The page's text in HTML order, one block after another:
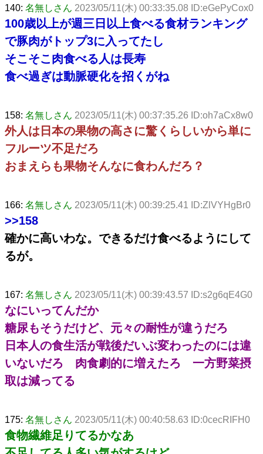
140: 名無しさん 2023/05/11(木) 00:33:35.08 ID:eGePyCox0
100歳以上が週三日以上食べる食材ランキング
で豚肉がトップ3に入ってたし
そこそこ肉食べる人は長寿
食べ過ぎは動脈硬化を招くがね
158: 名無しさん 2023/05/11(木) 00:37:35.26 ID:oh7aCx8w0
外人は日本の果物の高さに驚くらしいから単に
フルーツ不足だろ
おまえらも果物そんなに食わんだろ？
166: 名無しさん 2023/05/11(木) 00:39:25.41 ID:ZlVYHgBr0
>>158
確かに高いわな。できるだけ食べるようにして
るが。
167: 名無しさん 2023/05/11(木) 00:39:43.57 ID:s2g6qE4G0
なにいってんだか
糖尿もそうだけど、元々の耐性が違うだろ
日本人の食生活が戦後だいぶ変わったのには違
いないだろ 肉食劇的に増えたろ 一方野菜摂
取は減ってる
175: 名無しさん 2023/05/11(木) 00:40:58.63 ID:0cecRIFH0
食物繊維足りてるかなあ